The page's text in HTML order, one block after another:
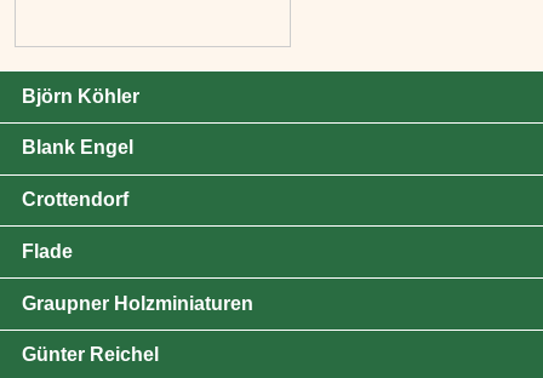
Björn Köhler
Blank Engel
Crottendorf
Flade
Graupner Holzminiaturen
Günter Reichel